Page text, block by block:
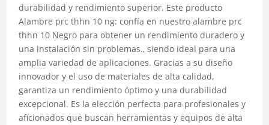
durabilidad y rendimiento superior. Este producto
Alambre prc thhn 10 ng: confía en nuestro alambre prc
thhn 10 Negro para obtener un rendimiento duradero y
una instalación sin problemas., siendo ideal para una
amplia variedad de aplicaciones. Gracias a su diseño
innovador y el uso de materiales de alta calidad,
garantiza un rendimiento óptimo y una durabilidad
excepcional. Es la elección perfecta para profesionales y
aficionados que buscan herramientas y equipos de alta